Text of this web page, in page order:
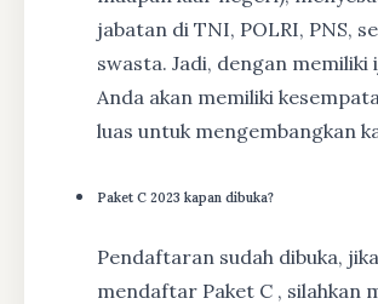
jabatan di TNI, POLRI, PNS,
swasta. Jadi, dengan memiliki
Anda akan memiliki
luas untuk mengembangkan
Paket C 2023 kapan dibuka?
Pendaftaran sudah dibuka,
mendaftar Paket C , silahkan